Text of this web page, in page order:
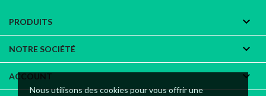
Nous utilisons des cookies pour vous offrir une
PRODUITS 
NOTRE SOCIÉTÉ 
ACCOUNT 